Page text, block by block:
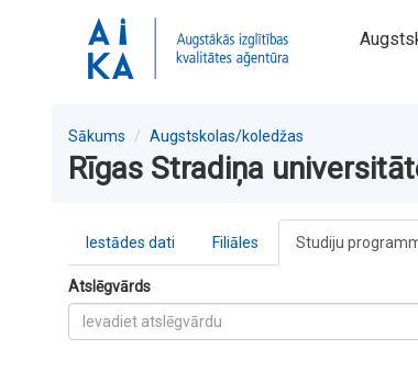
Sākums Augstskolas/koledžas
Rīgas Stradiņa
Iestādes dati Filiāles Studiju
Atslēgvārds